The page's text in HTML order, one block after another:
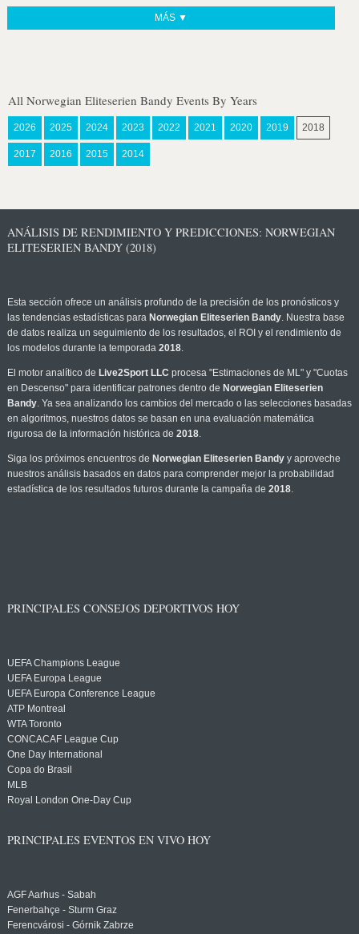
MÁS ▼
All Norwegian Eliteserien Bandy Events By Years
2026 2025 2024 2023 2022 2021 2020 2019 2018
2017 2016 2015 2014
ANÁLISIS DE RENDIMIENTO Y PREDICCIONES: NORWEGIAN
ELITESERIEN BANDY (2018)
Esta sección ofrece un análisis profundo de la precisión de los pronósticos y
las tendencias estadísticas para Norwegian Eliteserien Bandy. Nuestra base
de datos realiza un seguimiento de los resultados, el ROI y el rendimiento de
los modelos durante la temporada 2018.
El motor analítico de Live2Sport LLC procesa "Estimaciones de ML" y "Cuotas
en Descenso" para identificar patrones dentro de Norwegian Eliteserien
Bandy. Ya sea analizando los cambios del mercado o las selecciones basadas
en algoritmos, nuestros datos se basan en una evaluación matemática
rigurosa de la información histórica de 2018.
Siga los próximos encuentros de Norwegian Eliteserien Bandyy aproveche
nuestros análisis basados en datos para comprender mejor la probabilidad
estadística de los resultados futuros durante la campaña de 2018.
PRINCIPALES CONSEJOS DEPORTIVOS HOY
UEFA Champions League
UEFA Europa League
UEFA Europa Conference League
ATP Montreal
WTA Toronto
CONCACAF League Cup
One Day International
Copa do Brasil
MLB
Royal London One-Day Cup
PRINCIPALES EVENTOS EN VIVO HOY
AGF Aarhus - Sabah
Fenerbahçe - Sturm Graz
Ferencvárosi - Górnik Zabrze